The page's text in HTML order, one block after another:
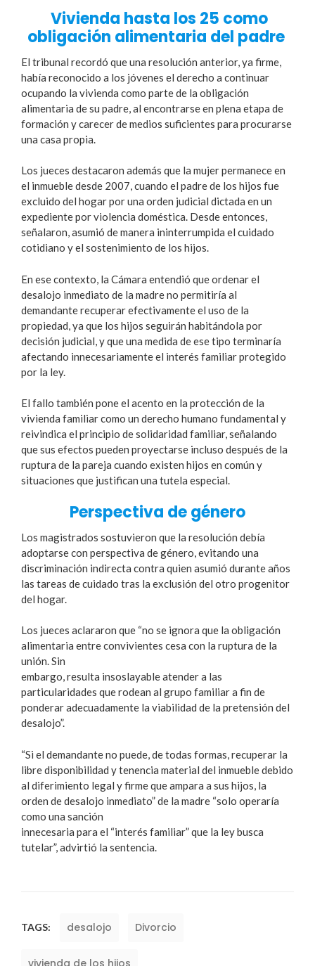
Vivienda hasta los 25 como
obligación alimentaria del padre
El tribunal recordó que una resolución anterior, ya firme,
había reconocido a los jóvenes el derecho a continuar
ocupando la vivienda como parte de la obligación
alimentaria de su padre, al encontrarse en plena etapa de
formación y carecer de medios suficientes para procurarse
una casa propia.
Los jueces destacaron además que la mujer permanece en
el inmueble desde 2007, cuando el padre de los hijos fue
excluido del hogar por una orden judicial dictada en un
expediente por violencia doméstica. Desde entonces,
señalaron, asumió de manera ininterrumpida el cuidado
cotidiano y el sostenimiento de los hijos.
En ese contexto, la Cámara entendió que ordenar el
desalojo inmediato de la madre no permitiría al
demandante recuperar efectivamente el uso de la
propiedad, ya que los hijos seguirán habitándola por
decisión judicial, y que una medida de ese tipo terminaría
afectando innecesariamente el interés familiar protegido
por la ley.
El fallo también pone el acento en la protección de la
vivienda familiar como un derecho humano fundamental y
reivindica el principio de solidaridad familiar, señalando
que sus efectos pueden proyectarse incluso después de la
ruptura de la pareja cuando existen hijos en común y
situaciones que justifican una tutela especial.
Perspectiva de género
Los magistrados sostuvieron que la resolución debía
adoptarse con perspectiva de género, evitando una
discriminación indirecta contra quien asumió durante años
las tareas de cuidado tras la exclusión del otro progenitor
del hogar.
Los jueces aclararon que “no se ignora que la obligación
alimentaria entre convivientes cesa con la ruptura de la
unión. Sin
embargo, resulta insoslayable atender a las
particularidades que rodean al grupo familiar a fin de
ponderar adecuadamente la viabilidad de la pretensión del
desalojo”.
“Si el demandante no puede, de todas formas, recuperar la
libre disponibilidad y tenencia material del inmueble debido
al diferimiento legal y firme que ampara a sus hijos, la
orden de desalojo inmediato” de la madre “solo operaría
como una sanción
innecesaria para el “interés familiar” que la ley busca
tutelar”, advirtió la sentencia.
TAGS: desalojo Divorcio